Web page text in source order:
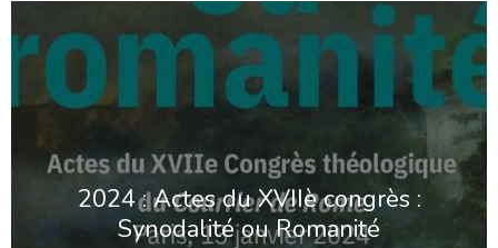
2024 : Actes du XVIIè congrès :
Synodalité ou Romanité